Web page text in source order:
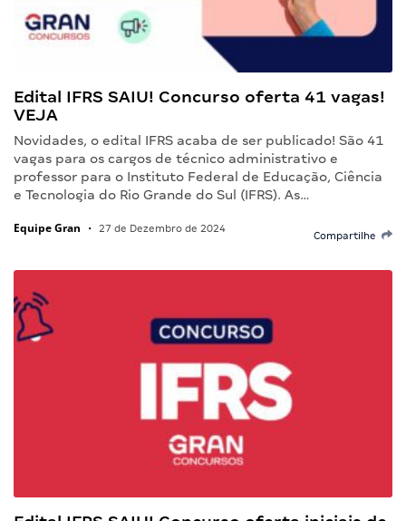
Edital IFRS SAIU! Concurso oferta 41 vagas!
VEJA
Novidades, o edital IFRS acaba de ser publicado! São 41
vagas para os cargos de técnico administrativo e
professor para o Instituto Federal de Educação, Ciência
e Tecnologia do Rio Grande do Sul (IFRS). As…
Equipe Gran • 27 de Dezembro de 2024
Compartilhe